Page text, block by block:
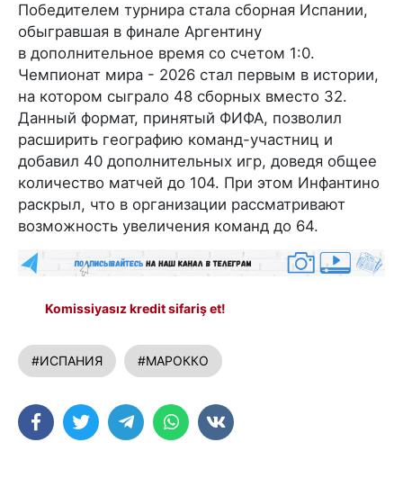
Победителем турнира стала сборная Испании,
обыгравшая в финале Аргентину
в дополнительное время со счетом 1:0.
Чемпионат мира - 2026 стал первым в истории,
на котором сыграло 48 сборных вместо 32.
Данный формат, принятый ФИФА, позволил
расширить географию команд-участниц и
добавил 40 дополнительных игр, доведя общее
количество матчей до 104. При этом Инфантино
раскрыл, что в организации рассматривают
возможность увеличения команд до 64.
Komissiyasız kredit sifariş et!
#ИСПАНИЯ #МАРОККО